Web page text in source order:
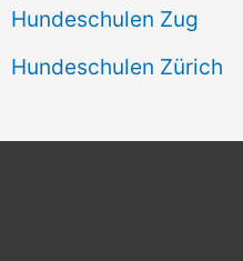
Hundeschulen Zug
Hundeschulen Zürich